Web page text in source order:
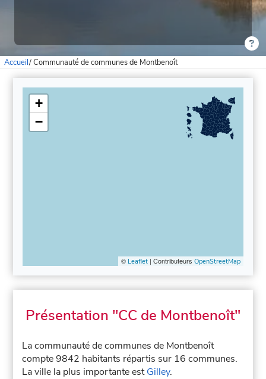
Accueil/Communauté de communes de Montbenoît
+
−
© Leaflet| Contributeurs OpenStreetMap
Présentation "CC de Montbenoît"
La communauté de communes de Montbenoît
compte 9842 habitants répartis sur 16 communes.
La ville la plus importante estGilley.